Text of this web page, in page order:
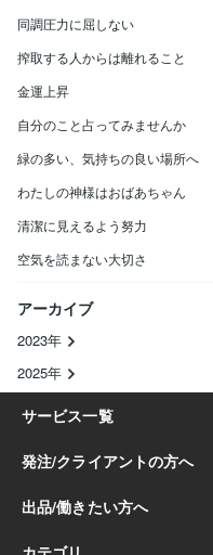
同調圧力に屈しない
搾取する人からは離れること
金運上昇
自分のこと占ってみませんか
緑の多い、気持ちの良い場所へ
わたしの神様はおばあちゃん
清潔に見えるよう努力
空気を読まない大切さ
アーカイブ
2023年
2025年